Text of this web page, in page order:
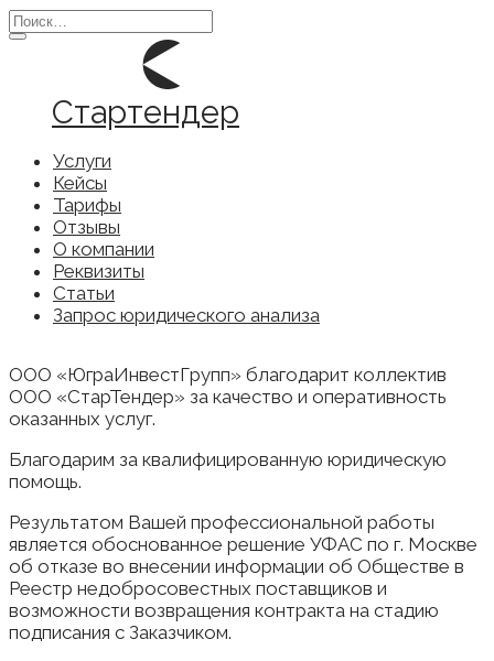
Перейти
к
Search
for:
Стартендер
Услуги
Кейсы
Тарифы
Отзывы
О компании
Реквизиты
Статьи
Запрос юридического анализа
ООО «ЮграИнвестГрупп» благодарит коллектив
ООО «СтарТендер» за качество и оперативность
оказанных услуг.
Благодарим за квалифицированную юридическую
помощь.
Результатом Вашей профессиональной работы
является обоснованное решение УФАС по г. Москве
об отказе во внесении информации об Обществе в
Реестр недобросовестных поставщиков и
возможности возвращения контракта на стадию
подписания с Заказчиком.